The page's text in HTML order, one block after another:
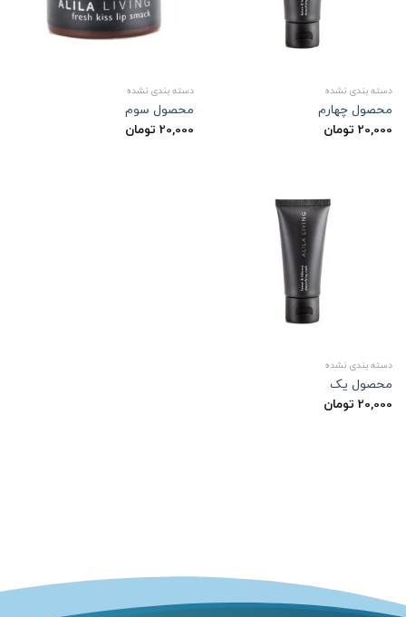
دسته بندی نشده
محصول چهارم
20,000 تومان
دسته بندی نشده
محصول سوم
20,000 تومان
دسته بندی نشده
محصول یک
20,000 تومان